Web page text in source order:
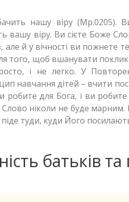
нашу віру (Мр.0205).
вашу віру. Ви сієте Боже
але й у вічності ви пожнете
того, щоб вшанувати поклик
і не легко. У
навчання дітей – вчити
робите для Бога, і ви
ніколи не буде марним.
туди, куди Його
батьків